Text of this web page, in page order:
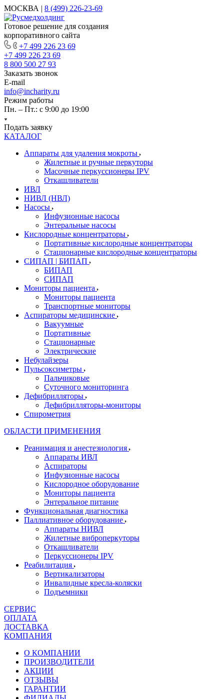
МОСКВА | 8 (499) 226-23-69
Готовое решение для создания
корпоративного сайта
+7 499 226 23 69
+7 499 226 23 69
8 800 500 27 93
Заказать звонок
E-mail
info@incharity.ru
Режим работы
Пн. – Пт.: с 9:00 до 19:00
Подать заявку
КАТАЛОГ
Аппараты для удаления мокроты
Жилетные и ручные перкуторы
Масочные перкуссионеры IPV
Откашливатели
ИВЛ
НИВЛ (НВЛ)
Насосы
Инфузионные насосы
Энтеральные насосы
Кислородные концентраторы
Портативные кислородные концентраторы
Стационарные кислородные концентраторы
СИПАП | БИПАП
БИПАП
СИПАП
Мониторы пациента
Мониторы пациента
Транспортные мониторы
Аспираторы медицинские
Вакуумные
Портативные
Стационарные
Электрические
Небулайзеры
Пульсоксиметры
Пальчиковые
Суточного мониторинга
Дефибрилляторы
Дефибрилляторы-мониторы
Спирометрия
ОБЛАСТИ ПРИМЕНЕНИЯ
Реанимация и анестезиология
Аппараты ИВЛ
Аспираторы
Инфузионные насосы
Кислородное оборудование
Мониторы пациента
Энтеральное питание
Функциональная диагностика
Паллиативное оборудование
Аппараты НИВЛ
Жилетные виброперкуторы
Откашливатели
Перкуссионеры IPV
Реабилитация
Вертикализаторы
Инвалидные кресла-коляски
Подъемники
СЕРВИС
ОПЛАТА
ДОСТАВКА
КОМПАНИЯ
О КОМПАНИИ
ПРОИЗВОДИТЕЛИ
АКЦИИ
ОТЗЫВЫ
ГАРАНТИИ